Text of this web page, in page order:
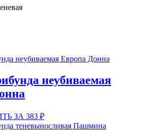
неубиваемая
ЗА 383 ₽